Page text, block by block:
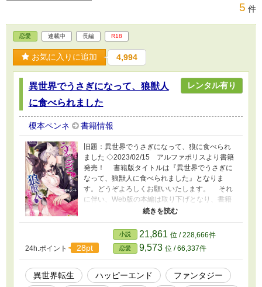
5 件
恋愛 連載中 長編 R18
お気に入りに追加 4,994
異世界でうさぎになって、狼獣人
に食べられました
レンタル有り
榎本ペンネ 書籍情報
旧題：異世界でうさぎになって、狼に食べられ
ました ◇2023/02/15 アルファポリスより書籍
発売！ 書籍版タイトルは『異世界でうさぎに
なって、狼獣人に食べられました』となりま
す。どうぞよろしくお願いいたします。 それ
に伴い、Web版の本編は取り下げとなり、書籍
版のレンタルが始まります（番外編は残りま
す）。ご承知おきください。 大学生のルミ
は、とある事情により異世界で獣人として生き
ることに。しかし、いざ異世界に降り立った
ら、なんとうさぎになっていた。なかなか安定
して人型になれないけれど、狼獣人に拾われ
て、溺愛されて幸せになるお話。 ただひたす
らうさぎと狼がいちゃいちゃする、安心仕様の
24h.ポイント 28pt
小説 21,861 位 / 228,666件
恋愛 9,573 位 / 66,337件
異世界転生 ハッピーエンド
ファンタジー